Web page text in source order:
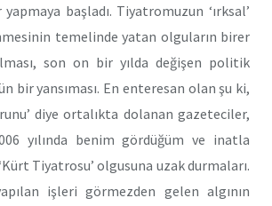
başladı. Tiyatromuzun ‘ırksal’
temelinde yatan olguların birer
son on bir yılda değişen politik
bir yansıması. En enteresan olan şu ki,
diye ortalıkta dolanan gazeteciler,
yılında benim gördüğüm ve inatla
Tiyatrosu’ olgusuna uzak durmaları.
işleri görmezden gelen algının